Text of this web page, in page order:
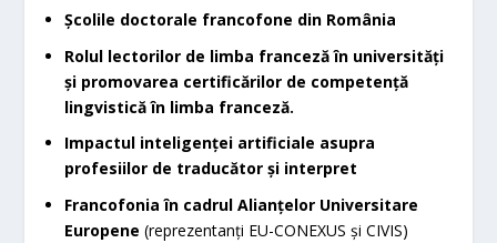
Școlile doctorale francofone din România
Rolul lectorilor de limba franceză în universități
și promovarea certificărilor de competență
lingvistică în limba franceză.
Impactul inteligenței artificiale asupra
profesiilor de traducător și interpret
Francofonia în cadrul Alianțelor Universitare
Europene (reprezentanți EU-CONEXUS și CIVIS)